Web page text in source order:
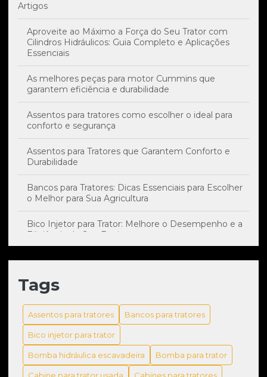
Artigos
Aproveite ao Máximo a Força do Seu Trator com
Cilindros Hidráulicos: Guia Completo e Aplicações
Essenciais
As melhores peças para motor Cummins que
garantem eficiência e durabilidade
Assentos para tratores como escolher o ideal para
conforto e segurança
Assentos para Tratores que Garantem Conforto e
Durabilidade
Bancos para Tratores: Dicas Essenciais para Escolher
o Melhor para Sua Agricultura
Bico Injetor para Trator: Melhore o Desempenho e a
Eficiência do Seu Equipamento
Bico Injetor: Impacto Essencial no Desempenho e
Bomba hidráulica escavadeira: como escolher a
melhor para sua máquina
Bomba hidráulica escavadeira: tudo que você precisa
saber
Bomba para Trator: Guia Completo para Escolher a
Tags
Assentos para tratores Bancos para tratores
Bico injetor para trator
Bomba hidráulica escavadeira Bomba para trator